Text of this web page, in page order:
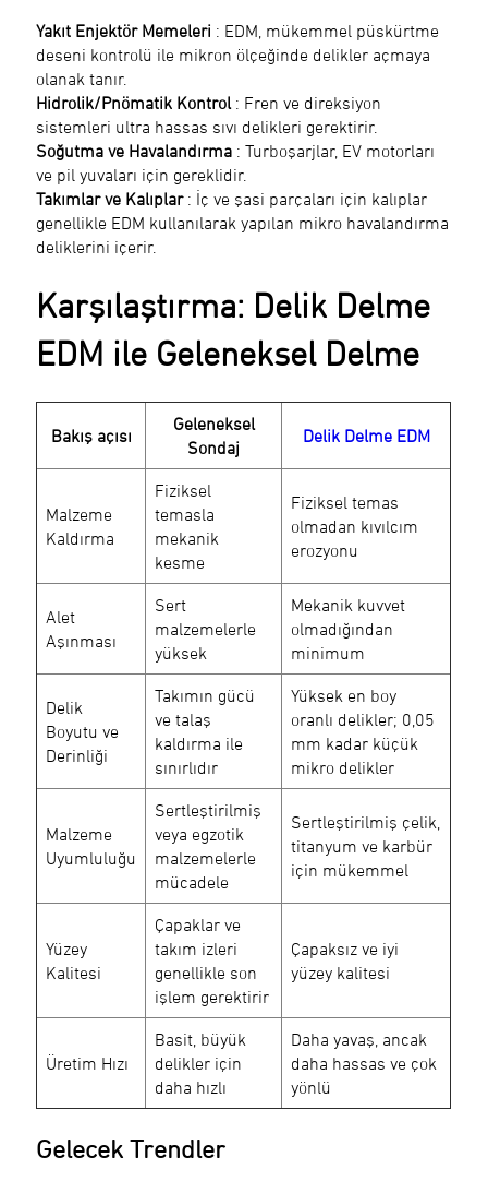
Yakıt Enjektör Memeleri : EDM, mükemmel püskürtme
deseni kontrolü ile mikron ölçeğinde delikler açmaya
olanak tanır.
Hidrolik/Pnömatik Kontrol : Fren ve direksiyon
sistemleri ultra hassas sıvı delikleri gerektirir.
Soğutma ve Havalandırma : Turboşarjlar, EV motorları
ve pil yuvaları için gereklidir.
Takımlar ve Kalıplar: İç ve şasi parçaları için kalıplar
genellikle EDM kullanılarak yapılan mikro havalandırma
deliklerini içerir.
Karşılaştırma: Delik Delme
EDM ile Geleneksel Delme
Bakış açısı
Geleneksel
Sondaj
Delik Delme EDM
Malzeme
Kaldırma
Fiziksel
temasla
mekanik
kesme
Fiziksel temas
olmadan kıvılcım
erozyonu
Alet
Aşınması
Sert
malzemelerle
yüksek
Mekanik kuvvet
olmadığından
minimum
Delik
Boyutu ve
Derinliği
Takımın gücü
ve talaş
kaldırma ile
sınırlıdır
Yüksek en boy
oranlı delikler; 0,05
mm kadar küçük
mikro delikler
Malzeme
Uyumluluğu
Sertleştirilmiş
veya egzotik
malzemelerle
mücadele
Sertleştirilmiş çelik,
titanyum ve karbür
için mükemmel
Yüzey
Kalitesi
Çapaklar ve
takım izleri
genellikle son
işlem gerektirir
Çapaksız ve iyi
yüzey kalitesi
Üretim Hızı
Basit, büyük
delikler için
daha hızlı
Daha yavaş, ancak
daha hassas ve çok
yönlü
Gelecek Trendler